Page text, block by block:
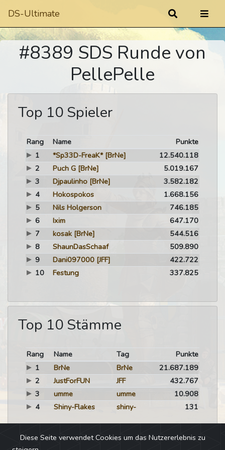
DS-Ultimate
#8389 SDS Runde von
PellePelle
Top 10 Spieler
Rang Name
Punkte
1
*Sp33D-FreaK* [BrNe]
12.540.118
2
Puch G [BrNe]
5.019.167
3
Djpaulinho [BrNe]
3.582.182
4
Hokospokos
1.668.156
5
Nils Holgerson
746.185
6
Ixim
647.170
7
kosak [BrNe]
544.516
8
ShaunDasSchaaf
509.890
9
Dani097000 [JFF]
422.722
10
Festung 337.825
Top 10 Stämme
Rang Name Tag
Punkte
1
BrNe BrNe
21.687.189
2
JustForFUN JFF
432.767
3
umme umme
10.908
4
Shiny-Flakes shiny- 131
Diese Seite verwendet Cookies um das Nutzererlebnis zu